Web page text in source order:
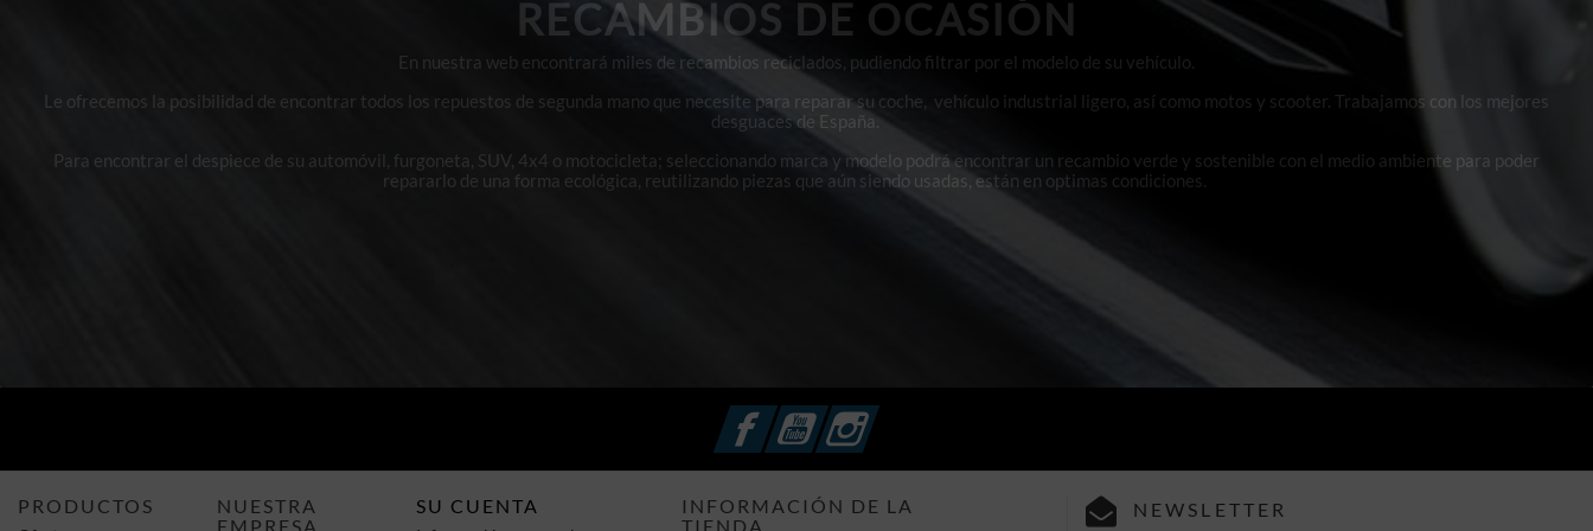
RECAMBIOS DE OCASIÓN
En nuestra web encontrará miles de recambios reciclados, pudiendo filtrar por el modelo de su vehículo.
Le ofrecemos la posibilidad de encontrar todos los repuestos de segunda mano que necesite para reparar su coche, vehículo industrial ligero, así como motos y scooter. Trabajamos con los mejores
desguaces de España.
Para encontrar el despiece de su automóvil, furgoneta, SUV, 4x4 o motocicleta; seleccionando marca y modelo podrá encontrar un recambio verde y sostenible con el medio ambiente para poder
repararlo de una forma ecológica, reutilizando piezas que aún siendo usadas, están en optimas condiciones.
FacebookYouTubeInstagram
PRODUCTOS
NUESTRA
EMPRESA
SU CUENTA
INFORMACIÓN DE LA
TIENDA
NEWSLETTER